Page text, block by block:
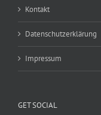
Kontakt
Datenschutzerklärung
Impressum
GET SOCIAL